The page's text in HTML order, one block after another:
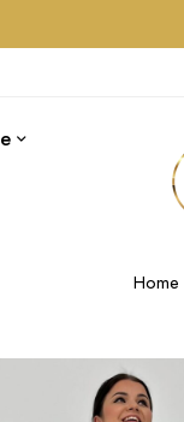
Home